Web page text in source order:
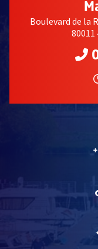
Boulevard de la
80011